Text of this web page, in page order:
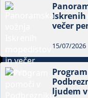
večer
15/07/2026
ljudem